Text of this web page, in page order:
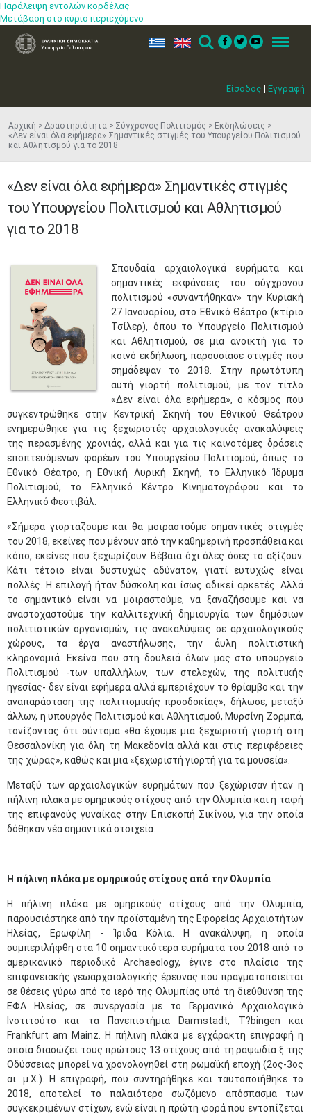
Παράλειψη εντολών κορδέλας
Μετάβαση στο κύριο περιεχόμενο
Είσοδος | Εγγραφή
ελ en Search Menu
Αρχική Δραστηριότητα Σύγχρονος Πολιτισμός
Εκδηλώσεις
«Δεν είναι όλα εφήμερα» Σημαντικές στιγμές του Υπουργείου Πολιτισμού
και Αθλητισμού για το 2018
«Δεν είναι όλα εφήμερα» Σημαντικές στιγμές
του Υπουργείου Πολιτισμού και Αθλητισμού
για το 2018
Σπουδαία αρχαιολογικά ευρήματα και
σημαντικές εκφάνσεις του σύγχρονου
πολιτισμού «συναντήθηκαν» την Κυριακή
27 Ιανουαρίου, στο Εθνικό Θέατρο (κτίριο
Τσίλερ), όπου το Υπουργείο Πολιτισμού
και Αθλητισμού, σε μια ανοικτή για το
κοινό εκδήλωση, παρουσίασε στιγμές που
σημάδεψαν το 2018. Στην πρωτότυπη
αυτή γιορτή πολιτισμού, με τον τίτλο
«Δεν είναι όλα εφήμερα», ο κόσμος που
συγκεντρώθηκε στην Κεντρική Σκηνή του Εθνικού Θεάτρου
ενημερώθηκε για τις ξεχωριστές αρχαιολογικές ανακαλύψεις
της περασμένης χρονιάς, αλλά και για τις καινοτόμες δράσεις
εποπτευόμενων φορέων του Υπουργείου Πολιτισμού, όπως το
Εθνικό Θέατρο, η Εθνική Λυρική Σκηνή, το Ελληνικό Ίδρυμα
Πολιτισμού, το Ελληνικό Κέντρο Κινηματογράφου και το
Ελληνικό Φεστιβάλ.
«Σήμερα γιορτάζουμε και θα μοιραστούμε σημαντικές στιγμές
του 2018, εκείνες που μένουν από την καθημερινή προσπάθεια και
κόπο, εκείνες που ξεχωρίζουν. Βέβαια όχι όλες όσες το αξίζουν.
Κάτι τέτοιο είναι δυστυχώς αδύνατον, γιατί ευτυχώς είναι
πολλές. Η επιλογή ήταν δύσκολη και ίσως αδικεί αρκετές. Αλλά
το σημαντικό είναι να μοιραστούμε, να ξαναζήσουμε και να
αναστοχαστούμε την καλλιτεχνική δημιουργία των δημόσιων
πολιτιστικών οργανισμών, τις ανακαλύψεις σε αρχαιολογικούς
χώρους, τα έργα αναστήλωσης, την άυλη πολιτιστική
κληρονομιά. Εκείνα που στη δουλειά όλων μας στο υπουργείο
Πολιτισμού -των υπαλλήλων, των στελεχών, της πολιτικής
ηγεσίας- δεν είναι εφήμερα αλλά εμπεριέχουν το θρίαμβο και την
αναπαράσταση της πολιτισμικής προσδοκίας», δήλωσε, μεταξύ
άλλων, η υπουργός Πολιτισμού και Αθλητισμού, Μυρσίνη Ζορμπά,
τονίζοντας ότι σύντομα «θα έχουμε μια ξεχωριστή γιορτή στη
Θεσσαλονίκη για όλη τη Μακεδονία αλλά και στις περιφέρειες
της χώρας», καθώς και μια «ξεχωριστή γιορτή για τα μουσεία».
Μεταξύ των αρχαιολογικών ευρημάτων που ξεχώρισαν ήταν η
πήλινη πλάκα με ομηρικούς στίχους από την Ολυμπία και η ταφή
της επιφανούς γυναίκας στην Επισκοπή Σικίνου, για την οποία
δόθηκαν νέα σημαντικά στοιχεία.
Η πήλινη πλάκα με ομηρικούς στίχους από την Ολυμπία
Η πήλινη πλάκα με ομηρικούς στίχους από την Ολυμπία,
παρουσιάστηκε από την προϊσταμένη της Εφορείας Αρχαιοτήτων
Ηλείας, Ερωφίλη - Ίριδα Κόλια. Η ανακάλυψη, η οποία
συμπεριλήφθη στα 10 σημαντικότερα ευρήματα του 2018 από το
αμερικανικό περιοδικό Archaeology, έγινε στο πλαίσιο της
επιφανειακής γεωαρχαιολογικής έρευνας που πραγματοποιείται
σε θέσεις γύρω από το ιερό της Ολυμπίας υπό τη διεύθυνση της
ΕΦΑ Ηλείας, σε συνεργασία με το Γερμανικό Αρχαιολογικό
Ινστιτούτο και τα Πανεπιστήμια Darmstadt, T?bingen και
Frankfurt am Mainz. Η πήλινη πλάκα με εγχάρακτη επιγραφή η
οποία διασώζει τους πρώτους 13 στίχους από τη ραψωδία ξ της
Οδύσσειας μπορεί να χρονολογηθεί στη ρωμαϊκή εποχή (2ος-3ος
αι. μ.Χ.). Η επιγραφή, που συντηρήθηκε και ταυτοποιήθηκε το
2018, αποτελεί το παλαιότερο σωζόμενο απόσπασμα των
συγκεκριμένων στίχων, ενώ είναι η πρώτη φορά που εντοπίζεται